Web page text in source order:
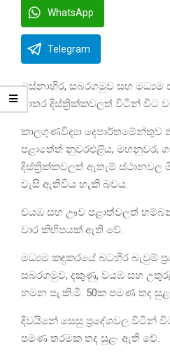
WhatsApp
Telegram
බස්නාහිර, සබරගමුව සහ මධ්‍යම
මාතර දිස්ත්‍රික්කවලත් විටින් විට
කාලගුණවිද්‍යා
පළාතේත් නුවරඑළිය, මහනුවර,
දිස්ත්‍රික්කවලත් ඇතැම් ස්ථානවල
වැසි ඇතිවිය හැකි බවය.
වයඹ සහ ඌව පළාත්වලත්
වාර කිහිපයක් ඇති වේ.
මධ්‍යම කඳුකරයේ බටහිර බැවුම්
සබරගමුව, දකුණු, වයඹ සහ
හමන පැ.කි.මී. 50ක පමණ තද
දිවයිනේ සෙසු ප්‍රදේශවල විටින්
පමණ තරමක තද සුළං ඇති වේ.